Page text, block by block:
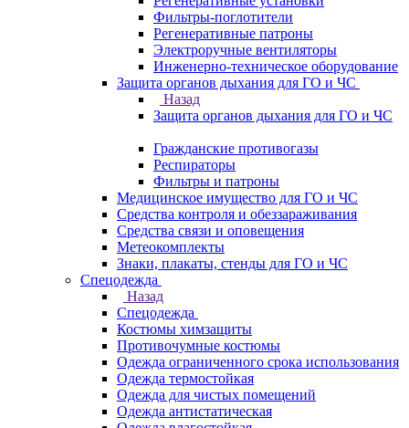
Фильтры-поглотители
Регенеративные патроны
Электроручные вентиляторы
Инженерно-техническое оборудование
Защита органов дыхания для ГО и ЧС
Назад
Защита органов дыхания для ГО и ЧС
Гражданские противогазы
Респираторы
Фильтры и патроны
Медицинское имущество для ГО и ЧС
Средства контроля и обеззараживания
Средства связи и оповещения
Метеокомплекты
Знаки, плакаты, стенды для ГО и ЧС
Спецодежда
Назад
Спецодежда
Костюмы химзащиты
Противочумные костюмы
Одежда ограниченного срока использования
Одежда термостойкая
Одежда для чистых помещений
Одежда антистатическая